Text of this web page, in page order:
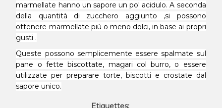
marmellate hanno un sapore un po' acidulo. A seconda
della quantità di zucchero aggiunto ,si possono
ottenere marmellate più o meno dolci, in base ai propri
gusti .
Queste possono semplicemente essere spalmate sul
pane o fette biscottate, magari col burro, o essere
utilizzate per preparare torte, biscotti e crostate dal
sapore unico.
Etiquettes: